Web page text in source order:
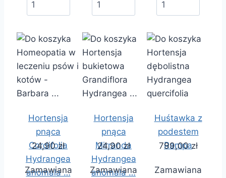
Hortensja
pnąca
Cordifolia
Hydrangea
anomala …
24,90 zł
Zamawiana
Hortensja
pnąca
Mirranda
Hydrangea
anomala …
24,90 zł
Zamawiana
Huśtawka z
podestem
Rampa
799,00 zł
Zamawiana